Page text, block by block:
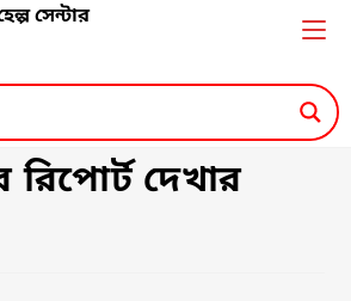
সেন্টার
রিপোর্ট দেখার